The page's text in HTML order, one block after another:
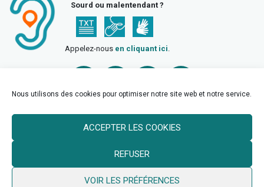
Nous utilisons des cookies pour optimiser notre site web et notre service.
ACCEPTER LES COOKIES
REFUSER
VOIR LES PRÉFÉRENCES
Sourd ou malentendant ?
Appelez-nous en cliquant ici.
© 2026 Ville de Billy Berclau —neoweb.fr